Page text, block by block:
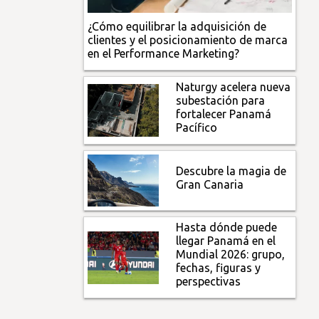
¿Cómo equilibrar la adquisición de
clientes y el posicionamiento de marca
en el Performance Marketing?
Naturgy acelera nueva
subestación para
fortalecer Panamá
Pacífico
Descubre la magia de
Gran Canaria
Hasta dónde puede
llegar Panamá en el
Mundial 2026: grupo,
fechas, figuras y
perspectivas